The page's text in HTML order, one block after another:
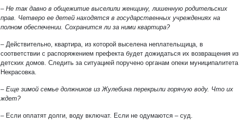
– Не так давно в общежитие выселили женщину, лишенную родительских
прав. Четверо ее детей находятся в государственных учреждениях на
полном обеспечении. Сохранится ли за ними квартира?
– Действительно, квартира, из которой выселена неплательщица, в
соответствии с распоряжением префекта будет дожидаться их возвращения из
детских домов. Следить за ситуацией поручено органам опеки муниципалитета
Некрасовка.
– Еще зимой семье должников из Жулебина перекрыли горячую воду. Что их
ждет?
– Если оплатят долги, воду включат. Если не одумаются – суд.